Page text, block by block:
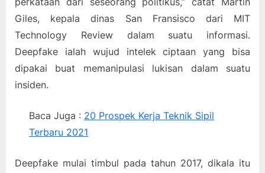
Giles, kepala dinas San Fransisco dari MIT
Technology Review dalam suatu informasi.
Deepfake ialah wujud intelek ciptaan yang bisa
dipakai buat memanipulasi lukisan dalam suatu
insiden.
Baca Juga : 20 Prospek Kerja Teknik Sipil
Terbaru 2021
Deepfake mulai timbul pada tahun 2017, dikala itu